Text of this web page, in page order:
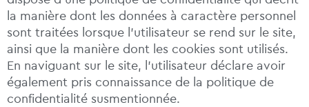
la manière dont les données à caractère personnel
sont traitées lorsque l’utilisateur se rend sur le site,
ainsi que la manière dont les cookies sont utilisés.
En naviguant sur le site, l’utilisateur déclare avoir
également pris connaissance de la politique de
confidentialité susmentionnée.